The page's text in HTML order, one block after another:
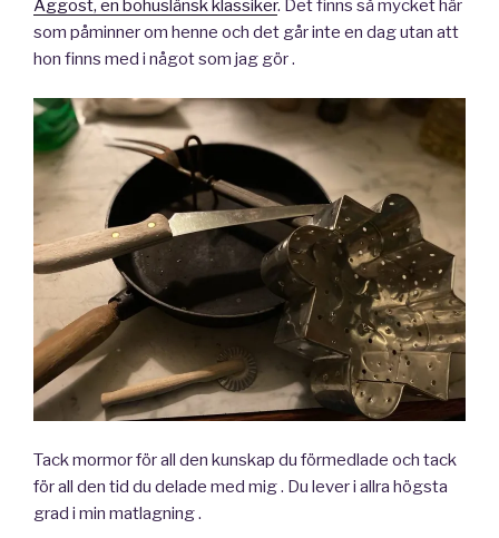
Äggost, en bohuslänsk klassiker. Det finns så mycket här
som påminner om henne och det går inte en dag utan att
hon finns med i något som jag gör .
Tack mormor för all den kunskap du förmedlade och tack
för all den tid du delade med mig . Du lever i allra högsta
grad i min matlagning .